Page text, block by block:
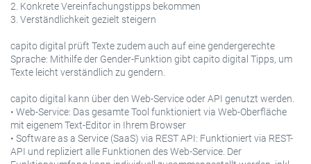
2. Konkrete Vereinfachungstipps bekommen
3. Verständlichkeit gezielt steigern
capito digital prüft Texte zudem auch auf eine gendergerechte
Sprache: Mithilfe der Gender-Funktion gibt capito digital Tipps, um
Texte leicht verständlich zu gendern.
capito digital kann über den Web-Service oder API genutzt werden.
• Web-Service: Das gesamte Tool funktioniert via Web-Oberfläche
mit eigenem Text-Editor in Ihrem Browser
• Software as a Service (SaaS) via REST API: Funktioniert via REST-
API und repliziert alle Funktionen des Web-Service. Der